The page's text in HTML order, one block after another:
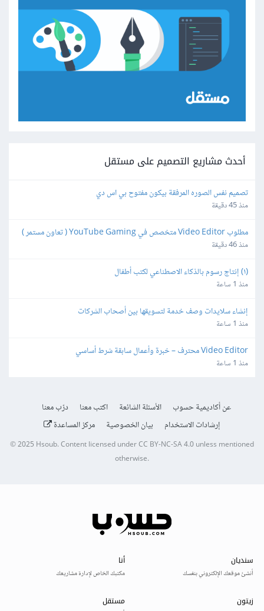
أحدث مشاريع التصميم على مستقل
تصميم نفس الصوره المرفقة بيكون مفتوح بي اس دي
منذ 45 دقيقة
مطلوب Video Editor متخصص في YouTube Gaming ( تعاون مستمر )
منذ 46 دقيقة
(١) إنتاج رسوم بالذكاء الاصطناعي لكتب أطفال
منذ 1 ساعة
إنشاء سلايدات وصف خدمة لتسويقها بين أصحاب الشركات
منذ 1 ساعة
Video Editor محترف – خبرة وأعمال سابقة شرط أساسي
منذ 1 ساعة
عن أكاديمية حسوب الأسئلة الشائعة اكتب معنا
درّب معنا
إرشادات الاستخدام
بيان الخصوصية مركز المساعدة
© 2025 Hsoub.Content licensed underCC BY-NC-SA 4.0unless mentioned
otherwise.